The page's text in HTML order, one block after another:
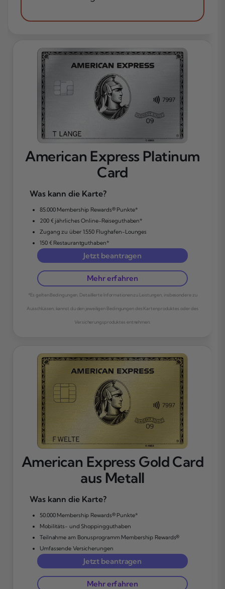
American Express Platinum
Card
Was kann die Karte?
85.000 Membership Rewards® Punkte*
200 € jährliches Online-Reiseguthaben*
Zugang zu über 1.550 Flughafen-Lounges
150 € Restaurantguthaben*
Jetzt beantragen
Mehr erfahren
*Es gelten Bedingungen. Detaillierte Informationen zu Leistungen, insbesondere zu
Ausschlüssen, kannst du den jeweiligen Bedingungen des Kartenproduktes oder des
Versicherungsproduktes entnehmen.
American Express Gold Card
aus Metall
Was kann die Karte?
50.000 Membership Rewards® Punkte*
Mobilitäts- und Shoppingguthaben
Teilnahme am Bonusprogramm Membership Rewards®
Umfassende Versicherungen
Jetzt beantragen
Mehr erfahren